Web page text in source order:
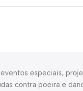
especiais,
contra poeira e